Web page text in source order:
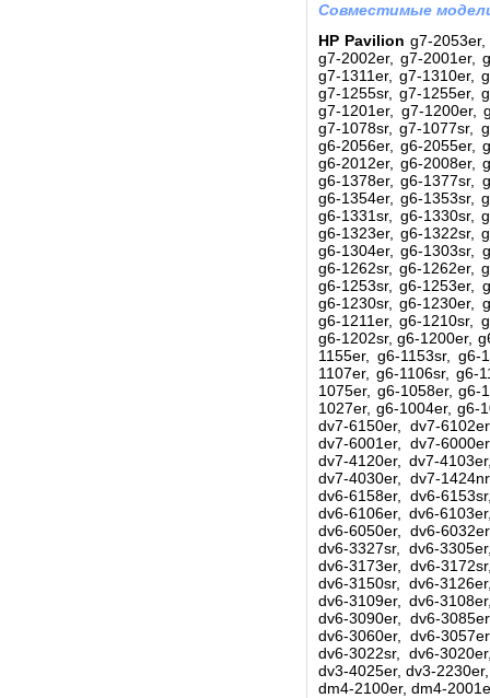
Совместимые
HP Pavilion g7-
g7-2002er, g7-2001er,
g7-1311er, g7-1310er,
g7-1255sr, g7-1255er,
g7-1201er, g7-1200er,
g7-1078sr, g7-1077sr,
g6-2056er, g6-2055er,
g6-2012er, g6-2008er,
g6-1378er, g6-1377sr,
g6-1354er, g6-1353sr,
g6-1331sr, g6-1330sr,
g6-1323er, g6-1322sr,
g6-1304er, g6-1303sr,
g6-1262sr, g6-1262er,
g6-1253sr, g6-1253er,
g6-1230sr, g6-1230er,
g6-1211er, g6-1210sr,
g6-1202sr, g6-1200er,
1155er, g6-1153sr, g6-
1107er, g6-1106sr, g6-
1075er, g6-1058er, g6-
1027er, g6-1004er, g6-
dv7-6150er, dv7-
dv7-6001er, dv7-
dv7-4120er, dv7-
dv7-4030er, dv7-
dv6-6158er, dv6-
dv6-6106er, dv6-
dv6-6050er, dv6-
dv6-3327sr, dv6-
dv6-3173er, dv6-
dv6-3150sr, dv6-
dv6-3109er, dv6-
dv6-3090er, dv6-
dv6-3060er, dv6-
dv6-3022sr, dv6-
dv3-4025er, dv3-
dm4-2100er, dm4-